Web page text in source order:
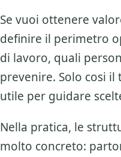
Se vuoi ottenere
definire il perimetro
di lavoro, quali
prevenire. Solo cosi
utile per guidare
Nella pratica, le
molto concreto: